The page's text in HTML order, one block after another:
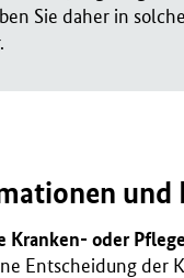
Sie daher in
und
Kranken- oder
Entscheidung der